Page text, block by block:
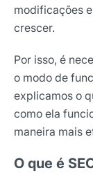
modificações
crescer.
Por isso, é
o modo de
explicamos o
como ela
maneira mais
O que é